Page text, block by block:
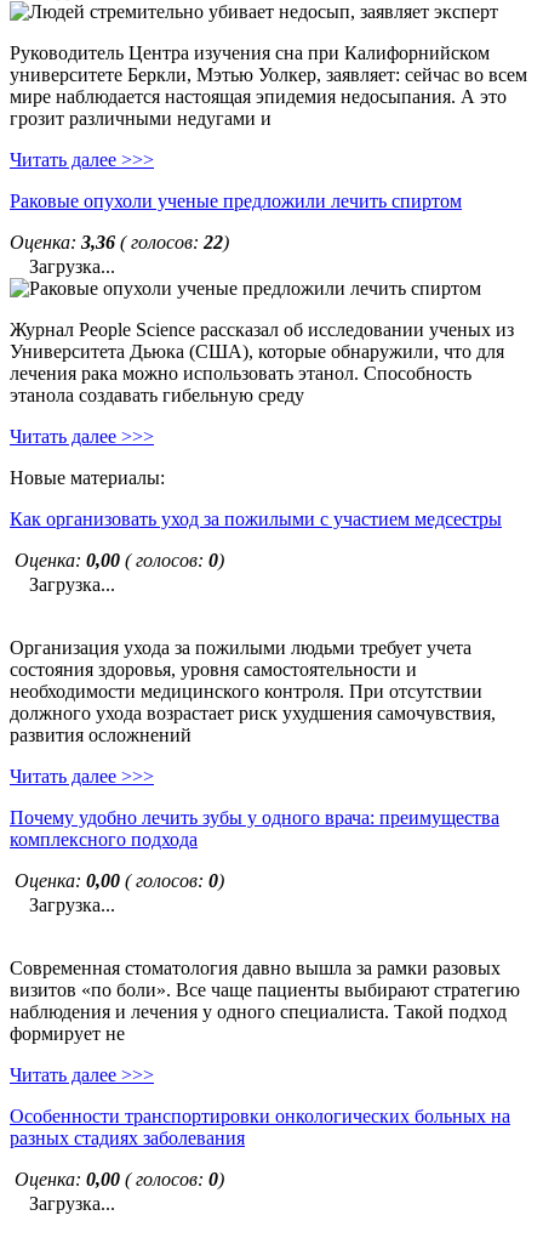
Руководитель Центра изучения сна при Калифорнийском
университете Беркли, Мэтью Уолкер, заявляет: сейчас во всем
мире наблюдается настоящая эпидемия недосыпания. А это
грозит различными недугами и
Читать далее >>>
Раковые опухоли ученые предложили лечить спиртом
Оценка: 3,36 ( голосов: 22)
Загрузка...
Журнал People Science рассказал об исследовании ученых из
Университета Дьюка (США), которые обнаружили, что для
лечения рака можно использовать этанол. Способность
этанола создавать гибельную среду
Читать далее >>>
Новые материалы:
Как организовать уход за пожилыми с участием медсестры
Оценка: 0,00 ( голосов: 0)
Загрузка...
Организация ухода за пожилыми людьми требует учета
состояния здоровья, уровня самостоятельности и
необходимости медицинского контроля. При отсутствии
должного ухода возрастает риск ухудшения самочувствия,
развития осложнений
Читать далее >>>
Почему удобно лечить зубы у одного врача: преимущества
комплексного подхода
Оценка: 0,00 ( голосов: 0)
Загрузка...
Современная стоматология давно вышла за рамки разовых
визитов «по боли». Все чаще пациенты выбирают стратегию
наблюдения и лечения у одного специалиста. Такой подход
формирует не
Читать далее >>>
Особенности транспортировки онкологических больных на
разных стадиях заболевания
Оценка: 0,00 ( голосов: 0)
Загрузка...